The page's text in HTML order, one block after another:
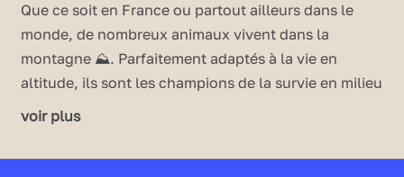
Que ce soit en France ou partout ailleurs dans le
monde, de nombreux animaux vivent dans la
montagne ⛰️. Parfaitement adaptés à la vie en
altitude, ils sont les champions de la survie en milieu
extrême. Sauras-tu les reconnaître ? C'est à toi de
👉 Les animaux à reconnaître :
voir plus